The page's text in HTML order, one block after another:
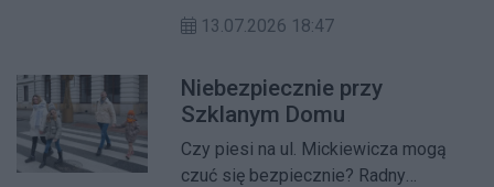
dwóch kółek.
13.07.2026 18:47
Niebezpiecznie przy
Szklanym Domu
Czy piesi na ul. Mickiewicza mogą
czuć się bezpiecznie? Radny